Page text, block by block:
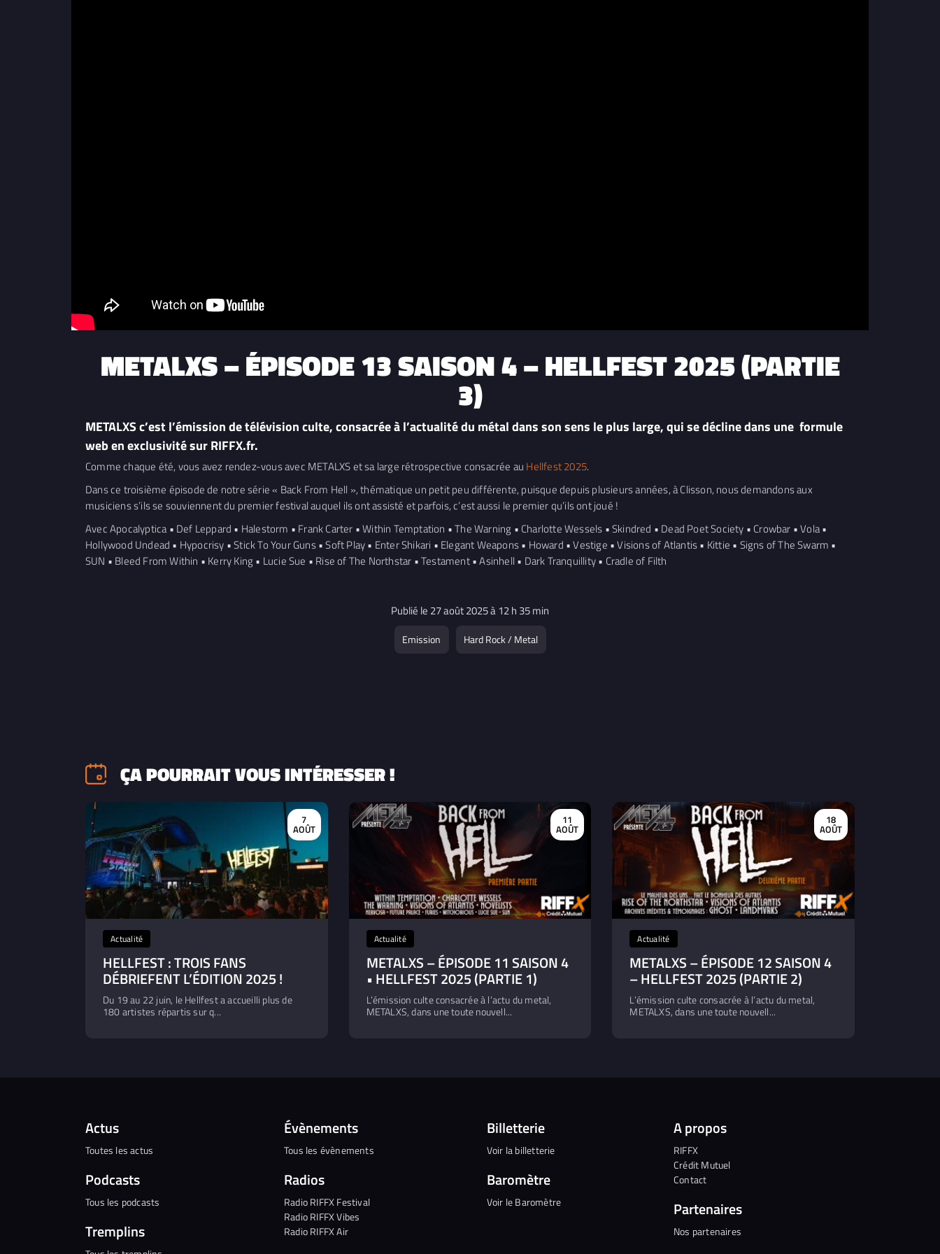
METALXS – ÉPISODE 13 SAISON 4 – HELLFEST 2025 (PARTIE
3)
METALXS c’est l’émission de télévision culte, consacrée à l’actualité du métal dans son sens le plus large, qui se décline dans une formule
web en exclusivité sur RIFFX.fr.
Comme chaque été, vous avez rendez-vous avec METALXS et sa large rétrospective consacrée au Hellfest 2025.
Dans ce troisième épisode de notre série « Back From Hell », thématique un petit peu différente, puisque depuis plusieurs années, à Clisson, nous demandons aux
musiciens s’ils se souviennent du premier festival auquel ils ont assisté et parfois, c’est aussi le premier qu’ils ont joué !
Avec Apocalyptica • Def Leppard • Halestorm • Frank Carter • Within Temptation • The Warning • Charlotte Wessels • Skindred • Dead Poet Society • Crowbar • Vola •
Hollywood Undead • Hypocrisy • Stick To Your Guns • Soft Play • Enter Shikari • Elegant Weapons • Howard • Vestige • Visions of Atlantis • Kittie • Signs of The Swarm •
SUN • Bleed From Within • Kerry King • Lucie Sue • Rise of The Northstar • Testament • Asinhell • Dark Tranquillity • Cradle of Filth
Publié le 27 août 2025 à 12 h 35 min
Emission Hard Rock / Metal
ÇA POURRAIT VOUS INTÉRESSER !
7
AOÛT
Actualité
HELLFEST : TROIS FANS
DÉBRIEFENT L’ÉDITION 2025 !
Du 19 au 22 juin, le Hellfest a accueilli plus de
180 artistes répartis sur q...
11
AOÛT
Actualité
METALXS – ÉPISODE 11 SAISON 4
• HELLFEST 2025 (PARTIE 1)
L’émission culte consacrée à l’actu du metal,
METALXS, dans une toute nouvell...
18
AOÛT
Actualité
METALXS – ÉPISODE 12 SAISON 4
– HELLFEST 2025 (PARTIE 2)
L’émission culte consacrée à l’actu du metal,
METALXS, dans une toute nouvell...
Actus
Toutes les actus
Podcasts
Tous les podcasts
Tremplins
Évènements
Tous les évènements
Radios
Radio RIFFX Festival
Radio RIFFX Vibes
Radio RIFFX Air
Billetterie
Voir la billetterie
Baromètre
Voir le Baromètre
A propos
RIFFX
Crédit Mutuel
Contact
Partenaires
Nos partenaires